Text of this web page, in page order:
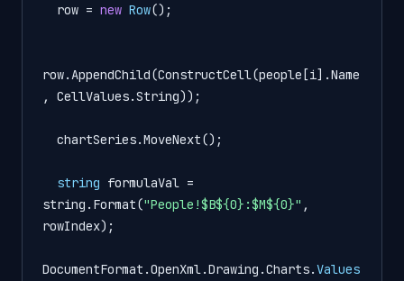
  row =
new Row();
row.AppendChild(ConstructCell(people[i].Name
, CellValues.String));
string formulaVal =
string.Format("People!$B${0}:$M${0}" ,
rowIndex);
DocumentFormat.OpenXml.Drawing.Charts.Values